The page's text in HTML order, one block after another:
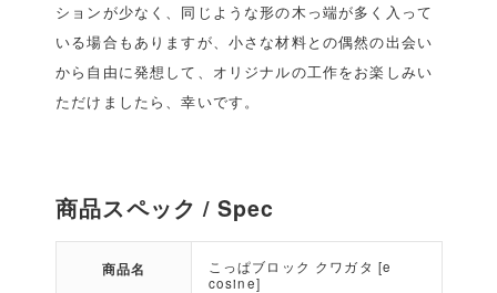
ションが少なく、同じような形の木っ端が多く入って
いる場合もありますが、小さな材料との偶然の出会い
から自由に発想して、オリジナルの工作をお楽しみい
ただけましたら、幸いです。
商品スペック / Spec
商品名
こっぱブロック クワガタ [e
cosine]